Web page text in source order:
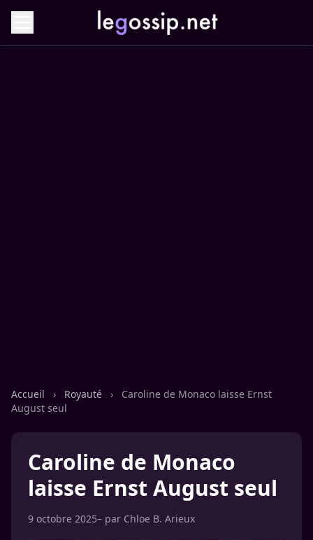
Accueil › Royauté ›
Caroline de Monaco laisse Ernst
August seul
Caroline de Monaco
laisse Ernst August seul
9 octobre 2025– par Chloe B. Arieux